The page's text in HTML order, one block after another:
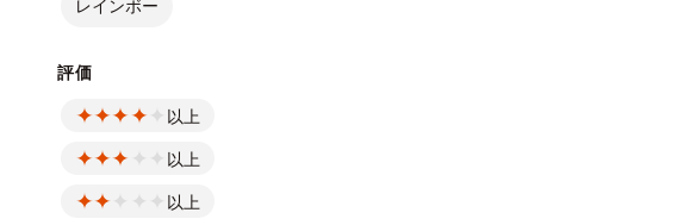
レインボー
評価
以上
以上
以上